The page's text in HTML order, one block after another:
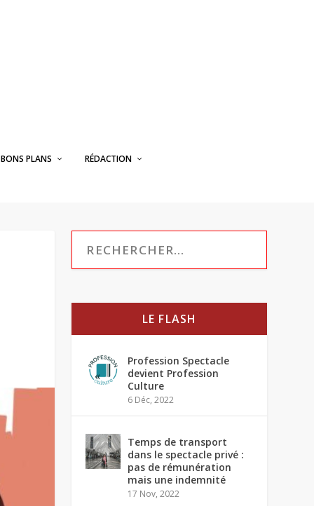
BONS PLANS RÉDACTION
LE FLASH
Profession Spectacle
devient Profession
Culture
6 Déc, 2022
Temps de transport
dans le spectacle privé :
pas de rémunération
mais une indemnité
17 Nov, 2022